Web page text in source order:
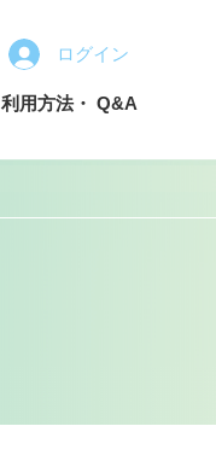
ログイン
利用方法・ Q&A